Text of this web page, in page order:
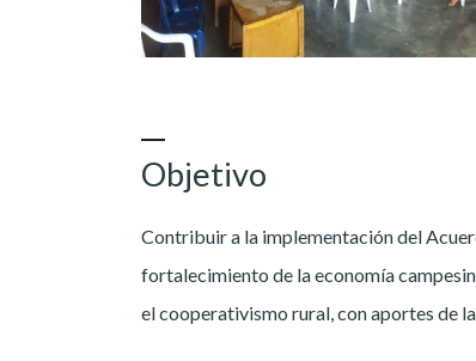
Objetivo
Contribuir a la implementación del
fortalecimiento de la economía
el cooperativismo rural, con aportes de